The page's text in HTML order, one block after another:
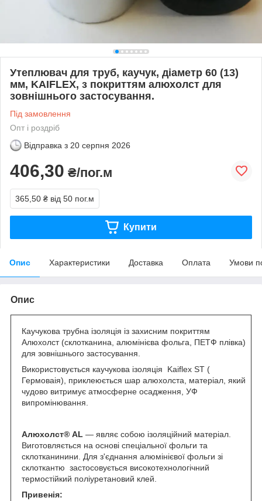
Утеплювач для труб, каучук, діаметр 60 (13)
мм, KAIFLEX, з покриттям алюхолст для
зовнішнього застосування.
Під замовлення
Опт і роздріб
Відправка з 20 серпня 2026
406,30 ₴/пог.м
365,50 ₴ від 50 пог.м
Купити
Опис Характеристики Доставка Оплата Умови
Опис
Каучукова трубна ізоляція із захисним покриттям
Алюхолст (склотканина, алюмінієва фольга, ПЕТФ плівка)
для зовнішнього застосування.
Використовується каучукова ізоляція Kaiflex ST (
Гермоваія), приклеюється шар алюхолста, матеріал, який
чудово витримує атмосферне осадження, УФ
випромінювання.
Алюхолст® AL — являє собою ізоляційний матеріал.
Виготовляється на основі спеціальної фольги та
склотканинини. Для з'єднання алюмінієвої фольги зі
склоткантю застосовується високотехнологічний
термостійкий поліуретановий клей.
Привенія: